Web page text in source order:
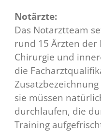
Notärzte:
Das Notarztteam
rund 15 Ärzten der
Chirurgie und
die
sie müssen
durchlaufen, die
Training